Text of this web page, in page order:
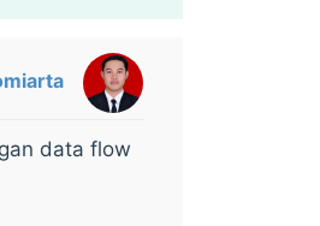
data flow